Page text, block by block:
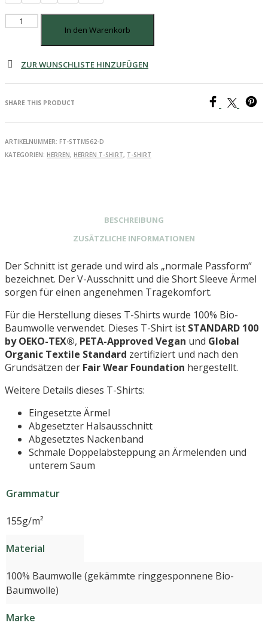
Föhrzeit
V-
Neck
T-
Shirt
In den Warenkorb
ZUR WUNSCHLISTE HINZUFÜGEN
SHARE THIS PRODUCT
ARTIKELNUMMER: FT-STTM562-D
KATEGORIEN: HERREN, HERREN T-SHIRT, T-SHIRT
BESCHREIBUNG
ZUSÄTZLICHE INFORMATIONEN
Der Schnitt ist gerade und wird als „normale Passform“
bezeichnet. Der V-Ausschnitt und die Short Sleeve Ärmel
sorgen für einen angenehmen Tragekomfort.
Für die Herstellung dieses T-Shirts wurde 100% Bio-
Baumwolle verwendet. Dieses T-Shirt ist STANDARD 100
by OEKO-TEX®, PETA-Approved Vegan und Global
Organic Textile Standard zertifiziert und nach den
Grundsätzen der Fair Wear Foundation hergestellt.
Weitere Details dieses T-Shirts:
Eingesetzte Ärmel
Abgesetzter Halsausschnitt
Abgesetztes Nackenband
Schmale Doppelabsteppung an Ärmelenden und
unterem Saum
Grammatur
155g/m²
Material
100% Baumwolle (gekämmte ringgesponnene Bio-
Baumwolle)
Marke